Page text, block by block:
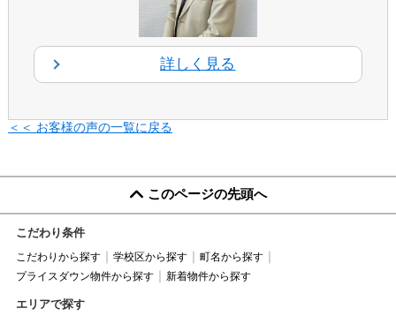
詳しく見る
＜＜ お客様の声の一覧に戻る
このページの先頭へ
こだわり条件
こだわりから探す 学校区から探す
町名から探す
プライスダウン物件から探す
新着物件から探す
エリアで探す